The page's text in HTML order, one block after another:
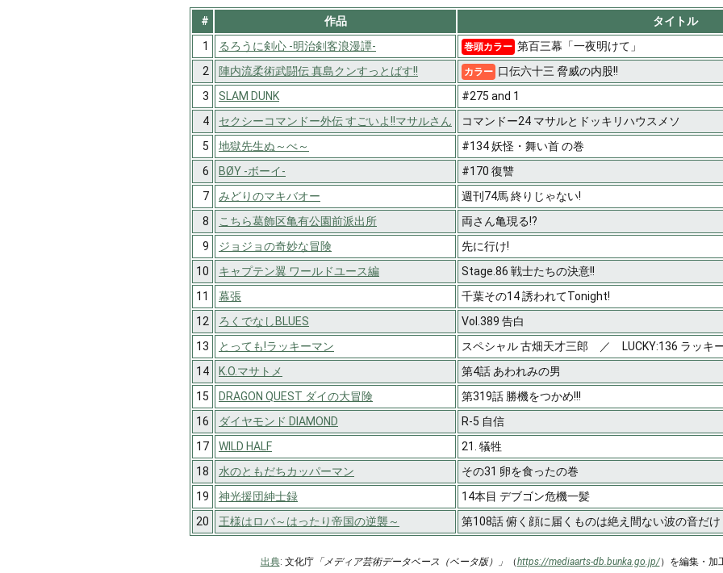
# 作品
タイトル
1
るろうに剣心 -明治剣客浪漫譚- 巻頭カラー 第百三幕「一夜明けて」
2
陣内流柔術武闘伝 真島クンすっとばす!! カラー 口伝六十三 脅威の内股!!
3
SLAM DUNK
#275 and 1
4
セクシーコマンドー外伝 すごいよ!!マサルさん
コマンドー24 マサルとドッキリハウスメソ
5
地獄先生ぬ～べ～
#134 妖怪・舞い首 の巻
6
BØY -ボーイ-
#170 復讐
7
みどりのマキバオー
週刊74馬 終りじゃない!
8
こちら葛飾区亀有公園前派出所
両さん亀現る!?
9
ジョジョの奇妙な冒険
先に行け!
10
キャプテン翼 ワールドユース編
Stage.86 戦士たちの決意!!
11
幕張
千葉その14 誘われてTonight!
12
ろくでなしBLUES
Vol.389 告白
13
とっても!ラッキーマン
スペシャル 古畑天才三郎 ／ LUCKY:136 ラッキ
14
K.O.マサトメ
第4話 あわれみの男
15
DRAGON QUEST ダイの大冒険
第319話 勝機をつかめ!!!
16
ダイヤモンド DIAMOND
R-5 自信
17
WILD HALF
21. 犠牲
18
水のともだちカッパーマン
その31 卵を食ったの巻
19
神光援団紳士録
14本目 デブゴン危機一髪
20
王様はロバ～はったり帝国の逆襲～ 第108話 俯く顔に届くものは絶え間ない波の音だ
出典: 文化庁「メディア芸術データベース（ベータ版）」 （https://mediaarts-db.bunka.go.jp/）を編集・加